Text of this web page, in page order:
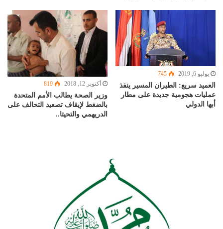
يوليو 6, 2019 745
العميد سريع: الطيران المسير ينفذ
عمليات هجومية جديدة على مطار
أبها الدولي
أكتوبر 12, 2018 819
وزير الصحة يطالب الأمم المتحدة
بالضغط لإيقاف تصعيد التحالف على
الدريهمي والتحيتا..